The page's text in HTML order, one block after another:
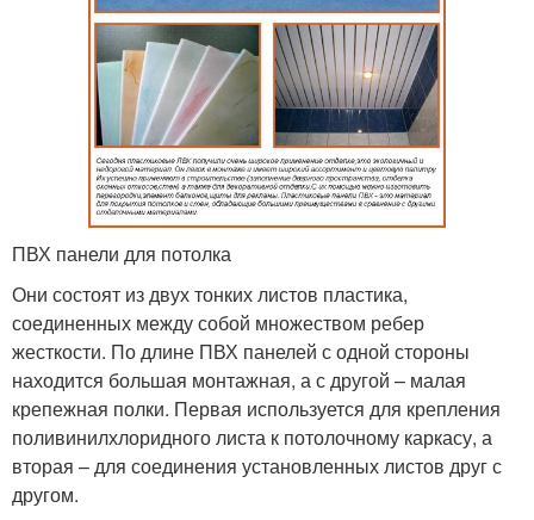
ПВХ панели для потолка
Они состоят из двух тонких листов пластика,
соединенных между собой множеством ребер
жесткости. По длине ПВХ панелей с одной стороны
находится большая монтажная, а с другой – малая
крепежная полки. Первая используется для крепления
поливинилхлоридного листа к потолочному каркасу, а
вторая – для соединения установленных листов друг с
другом.